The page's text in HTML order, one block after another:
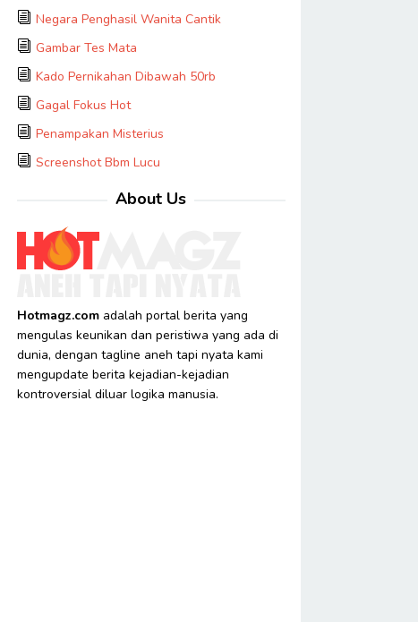
Negara Penghasil Wanita Cantik
Gambar Tes Mata
Kado Pernikahan Dibawah 50rb
Gagal Fokus Hot
Penampakan Misterius
Screenshot Bbm Lucu
About Us
Hotmagz.comadalah portal berita yang
mengulas keunikan dan peristiwa yang ada di
dunia, dengan tagline aneh tapi nyata kami
mengupdate berita kejadian-kejadian
kontroversial diluar logika manusia.